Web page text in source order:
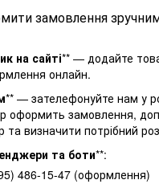
замовлення
на сайті** — додайте
онлайн.
** — зателефонуйте нам у
оформить замовлення,
та визначити потрібний
та боти**:
486-15-47 (оформлення)